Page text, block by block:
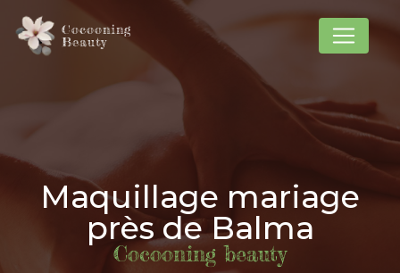
Cocooning
Beauty
Maquillage mariage
près de Balma
Cocooning beauty
Panneau de gestion des cookies